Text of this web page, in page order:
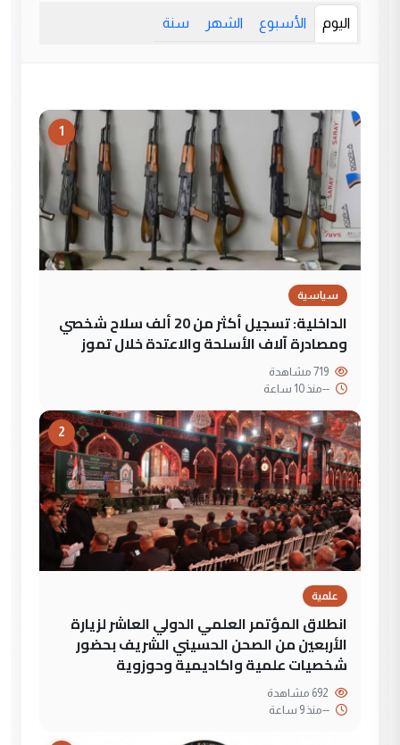
اليوم الأسبوع الشهر سنة
1
سياسية
الداخلية: تسجيل أكثر من 20 ألف سلاح شخصي
ومصادرة آلاف الأسلحة والاعتدة خلال تموز
--منذ 10 ساعة
2
علمية
انطلاق المؤتمر العلمي الدولي العاشر لزيارة
الأربعين من الصحن الحسيني الشريف بحضور
شخصيات علمية واكاديمية وحوزوية
--منذ 9 ساعة